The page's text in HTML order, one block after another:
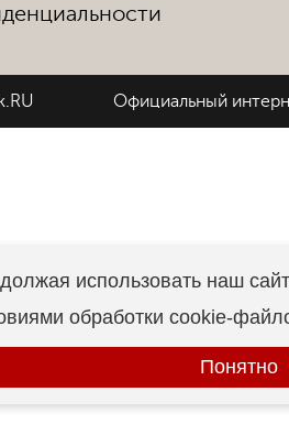
Официальный
использовать наш
обработки cookie-
Понятно